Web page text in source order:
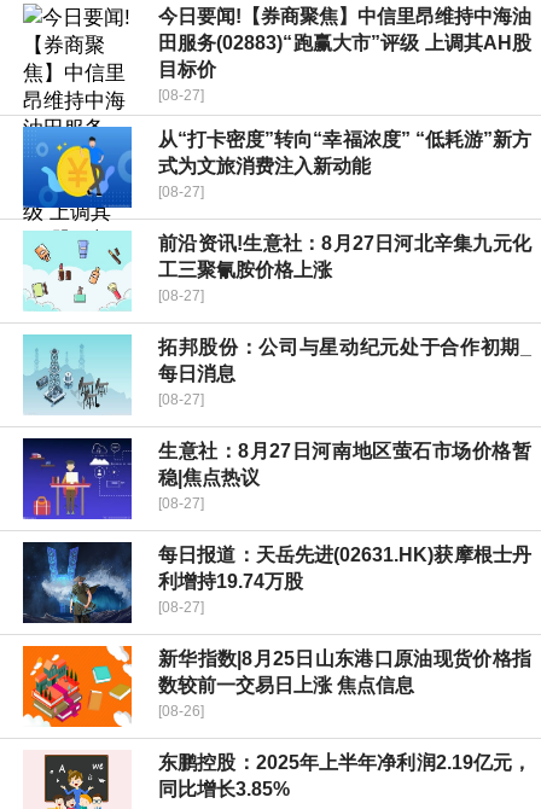
今日要闻!【券商聚焦】中信里昂维持中海油
田服务(02883)“跑赢大市”评级 上调其AH股
目标价
[08-27]
从“打卡密度”转向“幸福浓度” “低耗游”新方
式为文旅消费注入新动能
[08-27]
前沿资讯!生意社：8月27日河北辛集九元化
工三聚氰胺价格上涨
[08-27]
拓邦股份：公司与星动纪元处于合作初期_
每日消息
[08-27]
生意社：8月27日河南地区萤石市场价格暂
稳|焦点热议
[08-27]
每日报道：天岳先进(02631.HK)获摩根士丹
利增持19.74万股
[08-27]
新华指数|8月25日山东港口原油现货价格指
数较前一交易日上涨 焦点信息
[08-26]
东鹏控股：2025年上半年净利润2.19亿元，
同比增长3.85%